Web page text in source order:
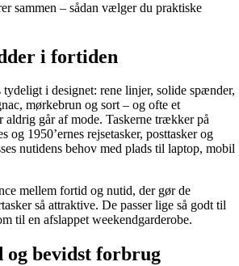
sammen – sådan vælger du praktiske
i fortiden
tydeligt i designet: rene linjer, solide spænder,
mørkebrun og sort – og ofte et
går af mode. Taskerne trækker på
og 1950’ernes rejsetasker, posttasker og
nutidens behov med plads til laptop, mobil
mellem fortid og nutid, der gør de
så attraktive. De passer lige så godt til
til en afslappet weekendgarderobe.
og bevidst forbrug